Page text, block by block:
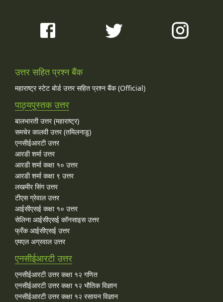
उत्तर सहित प्रश्न बैंक
महाराष्ट्र स्टेट बोर्ड उत्तर सहित प्रश्न बैंक (Official)
पाठ्यपुस्तक उत्तर
बालभारती उत्तर (महाराष्ट्र)
समचेर कालवी उत्तर (तमिलनाडु)
एनसीईआरटी उत्तर
आरडी शर्मा उत्तर
आरडी शर्मा कक्षा १० उत्तर
आरडी शर्मा कक्षा ९ उत्तर
लखमीर सिंग उत्तर
टीएस ग्रेवाल उत्तर
आईसीएसई कक्षा १० उत्तर
सेलिना आईसीएसई कॉनसाइस उत्तर
फ्रँक आईसीएसई उत्तर
एमएल अग्रवाल उत्तर
एनसीईआरटी उत्तर
एनसीईआरटी उत्तर कक्षा १२ गणित
एनसीईआरटी उत्तर कक्षा १२ भौतिक विज्ञान
एनसीईआरटी उत्तर कक्षा १२ रसायन विज्ञान